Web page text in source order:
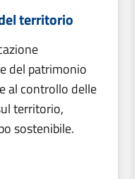
territorio
del patrimonio
al controllo delle
territorio,
sostenibile.